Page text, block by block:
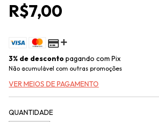
R$7,00
3% de descontopagando com Pix
Não acumulável com outras promoções
VER MEIOS DE PAGAMENTO
QUANTIDADE